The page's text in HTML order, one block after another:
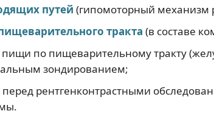
путей (гипомоторный механизм
тракта (в составе
по пищеварительному тракту
зондированием;
рентгенконтрастными